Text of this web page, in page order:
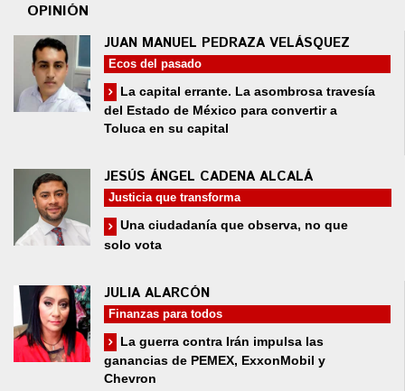
OPINIÓN
JUAN MANUEL PEDRAZA VELÁSQUEZ
Ecos del pasado
La capital errante. La asombrosa travesía
del Estado de México para convertir a
Toluca en su capital
JESÚS ÁNGEL CADENA ALCALÁ
Justicia que transforma
Una ciudadanía que observa, no que
solo vota
JULIA ALARCÓN
Finanzas para todos
La guerra contra Irán impulsa las
ganancias de PEMEX, ExxonMobil y
Chevron